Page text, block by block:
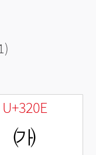
U+320E
㈎